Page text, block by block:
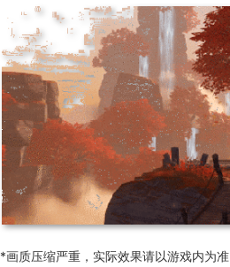
*画质压缩严重，实际效果请以游戏内为准